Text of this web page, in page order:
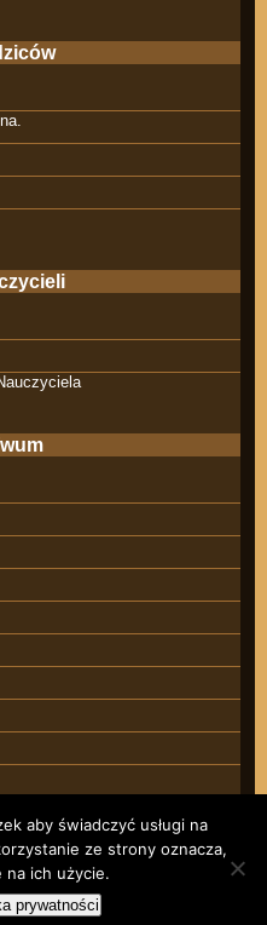
aby świadczyć usługi na
ze strony oznacza,
na ich użycie.
prywatności